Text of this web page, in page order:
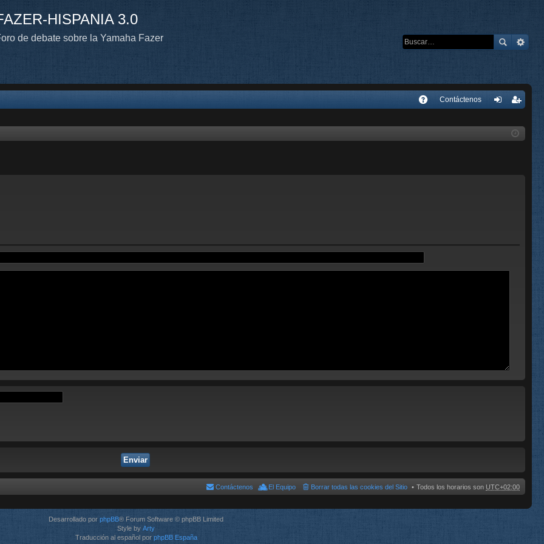
HISPANIA 3.0
de debate sobre la Yamaha Fazer
Contáctenos
ist
Todos los horarios son UTC+02:00
Borrar todas las cookies del Sitio
El Equipo
Contáctenos
Desarrollado por phpBB® Forum Software © phpBB Limited
Style by Arty
Traducción al español por phpBB España